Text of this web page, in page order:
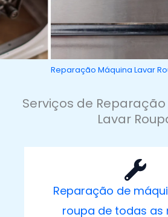
Reparação Máquina Lavar
Serviços de
Lavar
Reparação de
roupa de todas as